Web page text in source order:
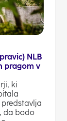
NLB
pragom v
ki
da bodo